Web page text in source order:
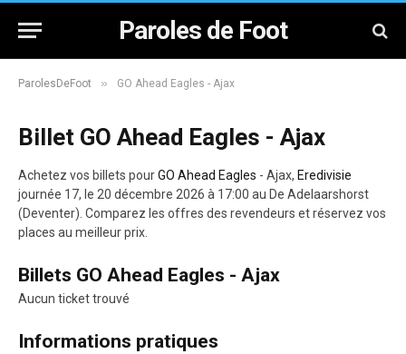
Paroles de Foot
ParolesDeFoot » GO Ahead Eagles - Ajax
Billet GO Ahead Eagles - Ajax
Achetez vos billets pourGO Ahead Eagles - Ajax, Eredivisie
journée 17, le 20 décembre 2026 à 17:00 au De Adelaarshorst
(Deventer). Comparez les offres des revendeurs et réservez vos
places au meilleur prix.
Billets GO Ahead Eagles - Ajax
Aucun ticket trouvé
Informations pratiques